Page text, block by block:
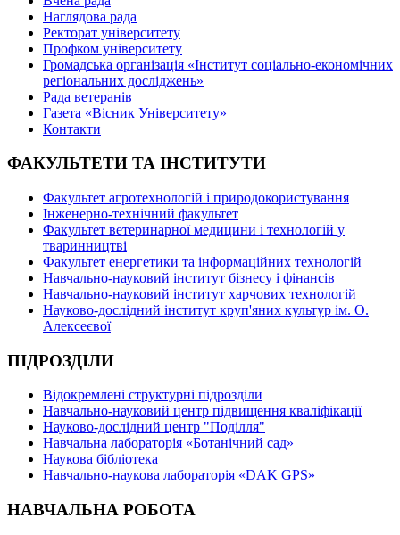
Наглядова рада
Ректорат університету
Профком університету
Громадська організація «Інститут соціально-економічних
регіональних досліджень»
Рада ветеранів
Газета «Вісник Університету»
Контакти
ФАКУЛЬТЕТИ ТА ІНСТИТУТИ
Факультет агротехнологій і природокористування
Інженерно-технічний факультет
Факультет ветеринарної медицини і технологій у
тваринництві
Факультет енергетики та інформаційних технологій
Навчально-науковий інститут бізнесу і фінансів
Навчально-науковий інститут харчових технологій
Науково-дослідний інститут круп'яних культур ім. О.
Алексеєвої
ПІДРОЗДІЛИ
Відокремлені структурні підрозділи
Навчально-науковий центр підвищення кваліфікації
Науково-дослідний центр "Поділля"
Навчальна лабораторія «Ботанічний сад»
Наукова бібліотека
Навчально-наукова лабораторія «DAK GPS»
НАВЧАЛЬНА РОБОТА